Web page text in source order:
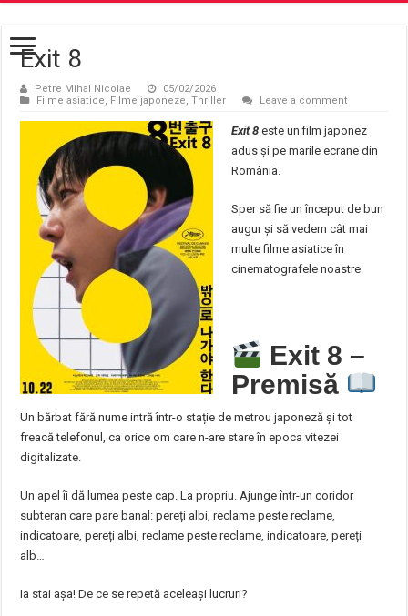
Exit 8
Petre Mihai Nicolae
05/02/2026
Filme asiatice, Filme japoneze,Thriller Leave a comment
Exit 8este un film japonez
adus și pe marile ecrane din
România.
Sper să fie un început de bun
augur și să vedem cât mai
multe filme asiatice în
cinematografele noastre.
Exit 8 –
Premisă
Un bărbat fără nume intră într-o stație de metrou japoneză și tot
freacă telefonul, ca orice om care n-are stare în epoca vitezei
digitalizate.
Un apel îi dă lumea peste cap. La propriu. Ajunge într-un coridor
subteran care pare banal: pereți albi, reclame peste reclame,
indicatoare, pereți albi, reclame peste reclame, indicatoare, pereți
alb…
Ia stai așa! De ce se repetă aceleași lucruri?